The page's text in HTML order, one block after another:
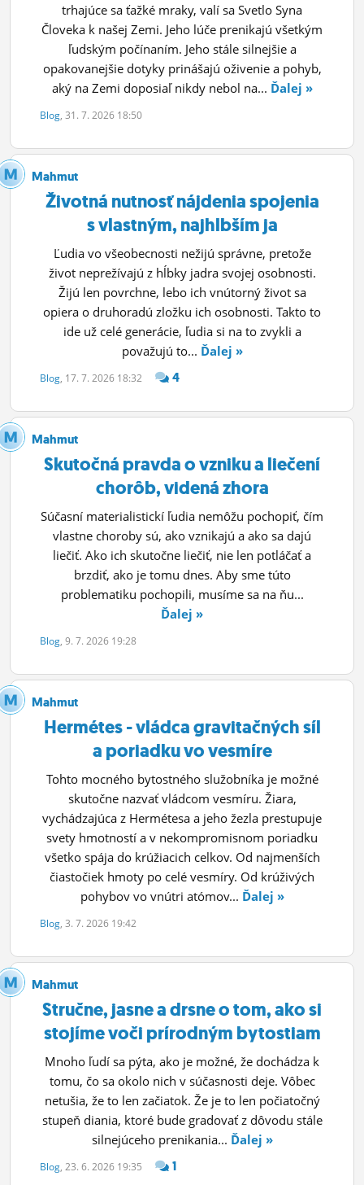
trhajúce sa ťažké mraky, valí sa Svetlo Syna
Človeka k našej Zemi. Jeho lúče prenikajú všetkým
ľudským počínaním. Jeho stále silnejšie a
opakovanejšie dotyky prinášajú oživenie a pohyb,
aký na Zemi doposiaľ nikdy nebol na... Ďalej »
Blog, 31. 7. 2026 18:50
Mahmut
Životná nutnosť nájdenia spojenia
s vlastným, najhlbším ja
Ľudia vo všeobecnosti nežijú správne, pretože
život neprežívajú z hĺbky jadra svojej osobnosti.
Žijú len povrchne, lebo ich vnútorný život sa
opiera o druhoradú zložku ich osobnosti. Takto to
ide už celé generácie, ľudia si na to zvykli a
považujú to... Ďalej »
Blog, 17. 7. 2026 18:32 4
Mahmut
Skutočná pravda o vzniku a liečení
chorôb, videná zhora
Súčasní materialistickí ľudia nemôžu pochopiť, čím
vlastne choroby sú, ako vznikajú a ako sa dajú
liečiť. Ako ich skutočne liečiť, nie len potláčať a
brzdiť, ako je tomu dnes. Aby sme túto
problematiku pochopili, musíme sa na ňu...
Ďalej »
Blog, 9. 7. 2026 19:28
Mahmut
Hermétes - vládca gravitačných síl
a poriadku vo vesmíre
Tohto mocného bytostného služobníka je možné
skutočne nazvať vládcom vesmíru. Žiara,
vychádzajúca z Hermétesa a jeho žezla prestupuje
svety hmotností a v nekompromisnom poriadku
všetko spája do krúžiacich celkov. Od najmenších
čiastočiek hmoty po celé vesmíry. Od krúživých
pohybov vo vnútri atómov... Ďalej »
Blog, 3. 7. 2026 19:42
Mahmut
Stručne, jasne a drsne o tom, ako si
stojíme voči prírodným bytostiam
Mnoho ľudí sa pýta, ako je možné, že dochádza k
tomu, čo sa okolo nich v súčasnosti deje. Vôbec
netušia, že to len začiatok. Že je to len počiatočný
stupeň diania, ktoré bude gradovať z dôvodu stále
silnejúceho prenikania... Ďalej »
Blog, 23. 6. 2026 19:35 1